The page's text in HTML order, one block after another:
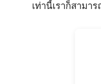
เท่านี้เราก็สามา